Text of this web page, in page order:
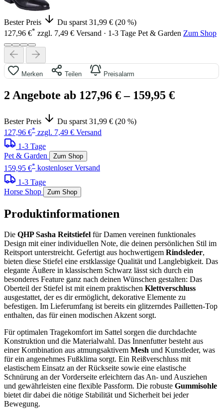
Bester Preis
Du sparst 31,99 € (20 %)
127,96 €* zzgl. 7,49 € Versand · 1-3 Tage Pet & Garden Zum Shop
Merken Teilen Preisalarm
2 Angebote ab 127,96 €– 159,95 €
Bester Preis
Du sparst 31,99 € (20 %)
127,96 €* zzgl. 7,49 € Versand
1-3 Tage
Pet & Garden
Zum Shop
159,95 €* kostenloser Versand
1-3 Tage
Horse Shop
Zum Shop
Produktinformationen
Die QHP Sasha Reitstiefel für Damen vereinen funktionales
Design mit einer individuellen Note, die deinen persönlichen Stil im
Reitsport unterstreicht. Gefertigt aus hochwertigem Rindsleder,
bieten diese Stiefel eine erstklassige Qualität und Langlebigkeit. Das
elegante Äußere in klassischem Schwarz lässt sich durch ein
besonderes Feature ganz nach deinen Wünschen gestalten: Das
Oberteil der Stiefel ist mit einem praktischen Klettverschluss
ausgestattet, der es dir ermöglicht, dekorative Elemente zu
befestigen. Im Lieferumfang ist bereits ein glitzerndes Pailletten-Top
enthalten, das für einen modischen Akzent sorgt.
Für optimalen Tragekomfort im Sattel sorgen die durchdachte
Konstruktion und die Materialwahl. Das Innenfutter besteht aus
einer Kombination aus atmungsaktivem Mesh und Kunstleder, was
für ein angenehmes Fußklima sorgt. Ein Reißverschluss mit
elastischem Einsatz an der Rückseite sowie eine elastische
Schnürung an der Vorderseite erleichtern das An- und Ausziehen
und gewährleisten eine flexible Passform. Die robuste Gummisohle
bietet dir dabei die nötige Stabilität und Sicherheit bei jeder
Bewegung.